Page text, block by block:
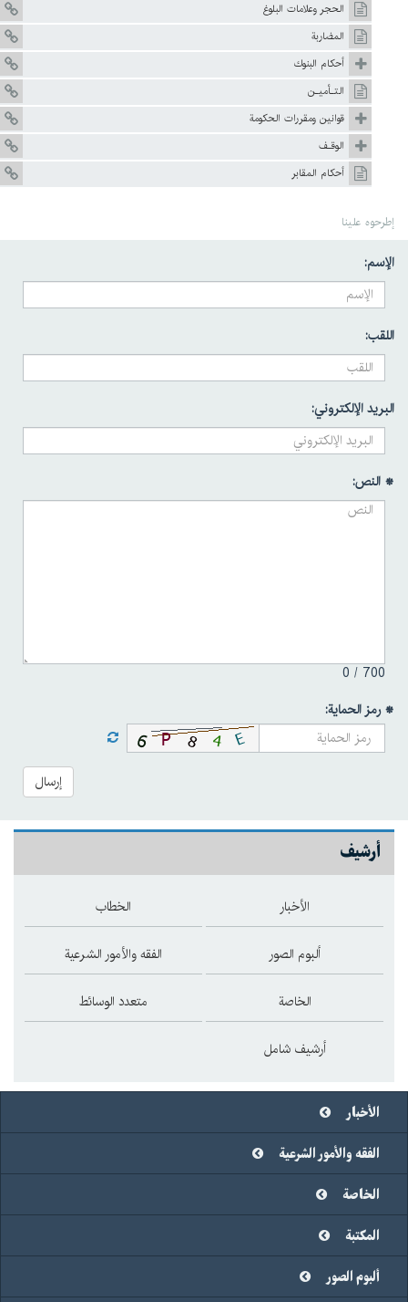
الحجر وعلامات البلوغ
المضاربة
أحکام البنوك
التـأميـن
قوانين ومقررات الحکومة
الوقـف
أحكام المقابر
إطرحوه علينا
الإسم:
اللقب:
البريد الإلكتروني:
* النص:
700 /
0
* رمز الحماية:
إرسال
أرشيف
الأخبار الخطاب
ألبوم الصور الفقه والأمور الشرعية
الخاصة متعدد الوسائط
أرشيف شامل
الأخبار
الفقه والأمور الشرعية
الخاصة
المكتبة
ألبوم الصور